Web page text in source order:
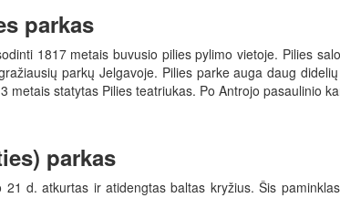
parkas
1817 metais buvusio pilies pylimo vietoje. Pilies
parkų Jelgavoje. Pilies parke auga daug
metais statytas Pilies teatriukas. Po Antrojo pasaulinio
parkas
21 d. atkurtas ir atidengtas baltas kryžius. Šis